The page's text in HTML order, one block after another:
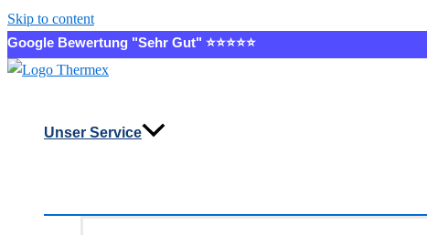
Skip to content
Google Bewertung "Sehr Gut" ⭐⭐⭐⭐⭐
Unser Service